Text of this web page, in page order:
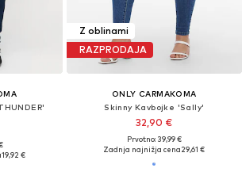
19,92 €
Z oblinami
RAZPRODAJA
ONLY CARMAKOMA
Skinny Kavbojke 'Sally'
32,90 €
Prvotno: 39,99 €
Zadnja najnižja cena29,61 €